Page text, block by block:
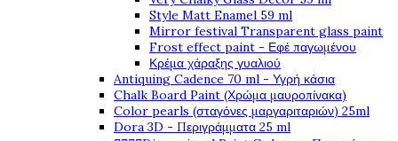
Style Matt Enamel 59 ml
Mirror festival Transparent glass paint
Frost effect paint - Εφέ παγωμένου
Κρέμα χάραξης γυαλιού
Antiquing Cadence 70 ml - Υγρή κάσια
Chalk Board Paint (Χρώμα μαυροπίνακα)
Color pearls (σταγόνες μαργαριταριών) 25ml
Dora 3D - Περιγράμματα 25 ml